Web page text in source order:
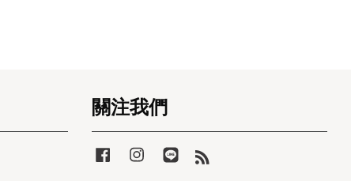
關注我們
FacebookInstagramLine